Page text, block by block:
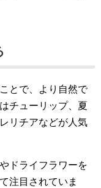
とで、より自然で
チューリップ、夏
リチアなどが人気
ドライフラワーを
注目されていま